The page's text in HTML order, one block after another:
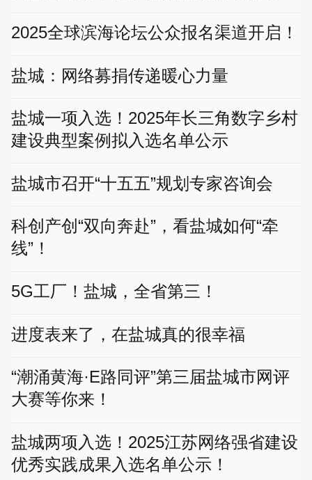
2025全球滨海论坛公众报名渠道开启！
盐城：网络募捐传递暖心力量
盐城一项入选！2025年长三角数字乡村
建设典型案例拟入选名单公示
盐城市召开“十五五”规划专家咨询会
科创产创“双向奔赴”，看盐城如何“牵
线”！
5G工厂！盐城，全省第三！
进度表来了，在盐城真的很幸福
“潮涌黄海·E路同评”第三届盐城市网评
大赛等你来！
盐城两项入选！2025江苏网络强省建设
优秀实践成果入选名单公示！